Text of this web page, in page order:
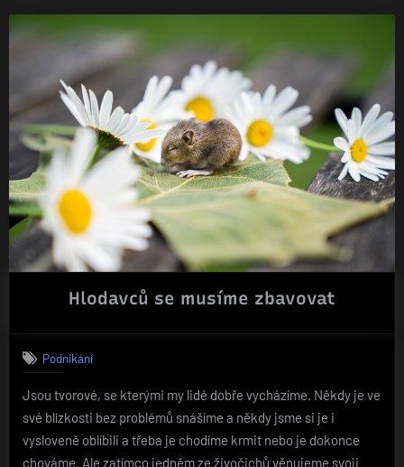
Hlodavců se musíme zbavovat
Podnikání
Jsou tvorové, se kterými my lidé dobře vycházíme. Někdy je ve
své blízkosti bez problémů snášíme a někdy jsme si je i
vysloveně oblíbili a třeba je chodíme krmit nebo je dokonce
chováme. Ale zatímco jedněm ze živočichů věnujeme svoji